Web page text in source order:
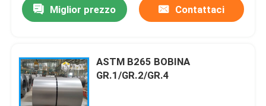
Miglior prezzo Contattaci
ASTM B265 BOBINA
GR.1/GR.2/GR.4